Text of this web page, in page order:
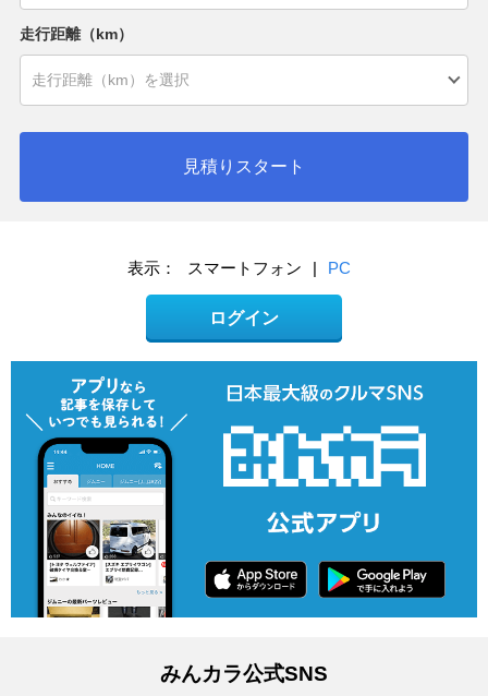
走行距離（km）
見積りスタート
表示： スマートフォン | PC
ログイン
みんカラ公式SNS